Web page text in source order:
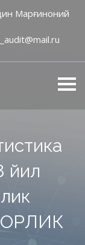
Марғиноний
йил